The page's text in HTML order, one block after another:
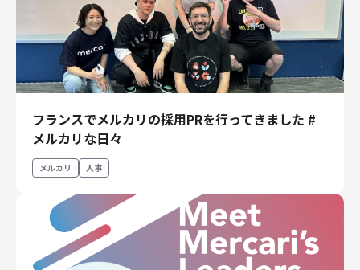
フランスでメルカリの採用PRを行ってきました #
メルカリな日々
メルカリ 人事